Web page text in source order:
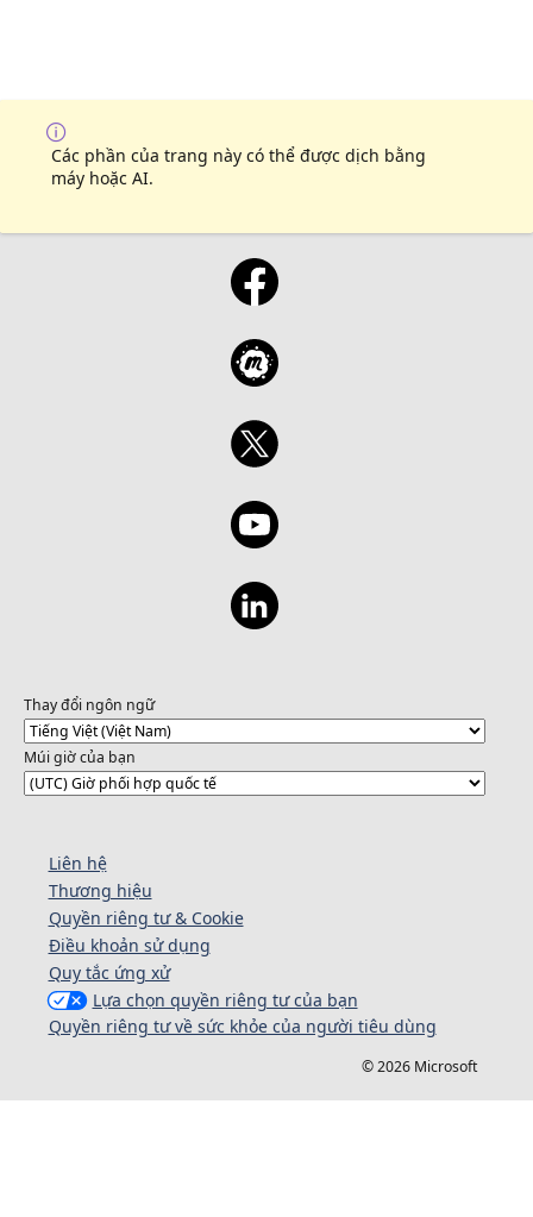
Các phần của trang này có thể được dịch bằng
máy hoặc AI.
Thay đổi ngôn ngữ
Múi giờ của bạn
Liên hệ
Thương hiệu
Quyền riêng tư & Cookie
Điều khoản sử dụng
Quy tắc ứng xử
Lựa chọn quyền riêng tư của bạn
Quyền riêng tư về sức khỏe của người tiêu dùng
© 2026 Microsoft